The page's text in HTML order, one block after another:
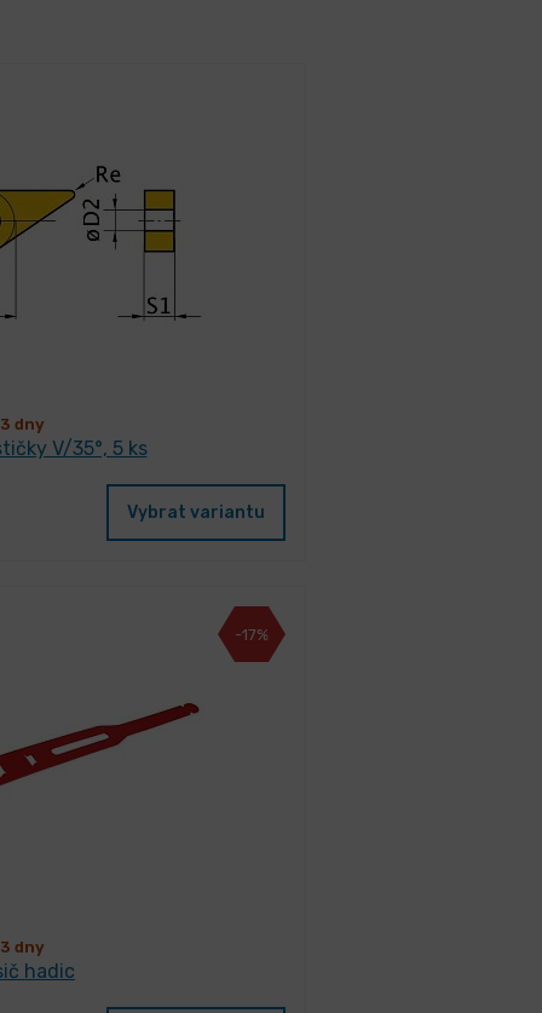
3 dny
V/35°, 5 ks
Vybrat variantu
-17%
3 dny
hadic